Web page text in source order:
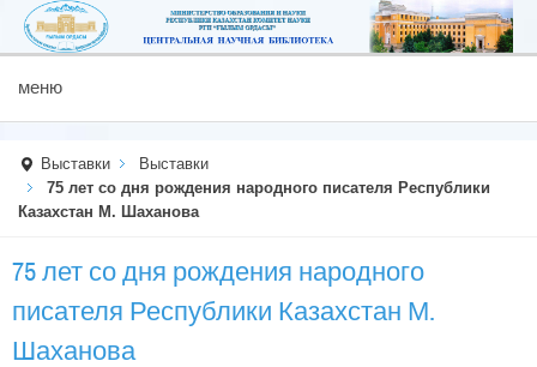
меню
Выставки
Выставки
75 лет со дня рождения народного писателя Республики
Казахстан М. Шаханова
75 лет со дня рождения народного
писателя Республики Казахстан М.
Шаханова